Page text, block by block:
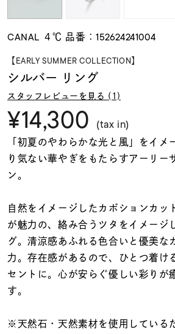
ファッションテイス
ト
着用シーン
コレクション
レディース
リングサイズ
CANAL ４℃ 品番：152624241004
【EARLY SUMMER COLLECTION】
シルバー リング
スタッフレビューを見る (1)
¥14,300 (tax in)
「初夏のやわらかな光と風」をイメ
り気ない華やぎをもたらすアーリー
ン。
自然をイメージしたカボションカッ
が魅力の、絡み合うツタをイメージ
グ。清涼感あふれる色合いと優美な
力。存在感があるので、ひとつ着け
セントに。心が安らぐ優しい彩りが
す。
※天然石・天然素材を使用している